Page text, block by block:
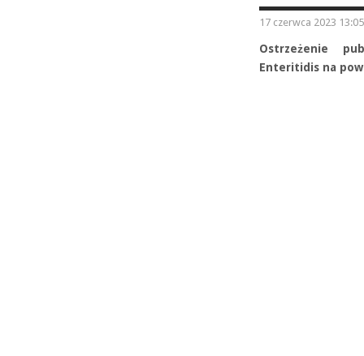
17 czerwca 2023 13:05
Ostrzeżenie
Enteritidis na